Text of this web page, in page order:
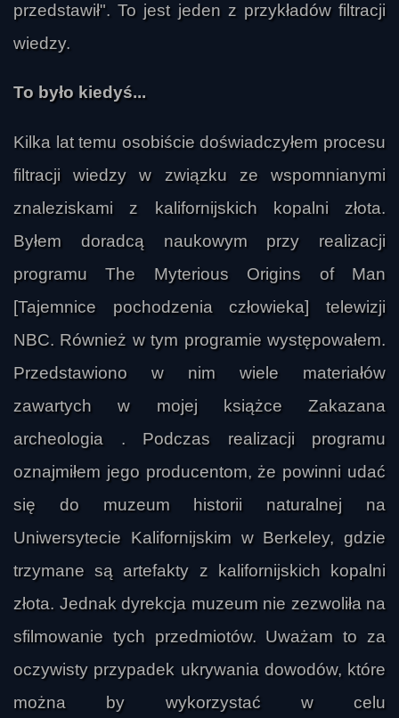
przedstawił". To jest jeden z przykładów filtracji
wiedzy.
To było kiedyś...
Kilka lat temu osobiście doświadczyłem procesu
filtracji wiedzy w związku ze wspomnianymi
znaleziskami z kalifornijskich kopalni złota.
Byłem doradcą naukowym przy realizacji
programu The Myterious Origins of Man
[Tajemnice pochodzenia człowieka] telewizji
NBC. Również w tym programie występowałem.
Przedstawiono w nim wiele materiałów
zawartych w mojej książce Zakazana
archeologia . Podczas realizacji programu
oznajmiłem jego producentom, że powinni udać
się do muzeum historii naturalnej na
Uniwersytecie Kalifornijskim w Berkeley, gdzie
trzymane są artefakty z kalifornijskich kopalni
złota. Jednak dyrekcja muzeum nie zezwoliła na
sfilmowanie tych przedmiotów. Uważam to za
oczywisty przypadek ukrywania dowodów, które
można by wykorzystać w celu